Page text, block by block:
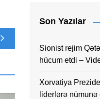
Son Yazılar
Sionist rejim
hücum etdi –
Xorvatiya
liderlərə nümunə